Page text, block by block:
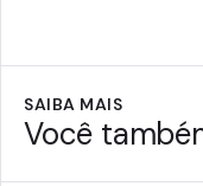
SAIBA MAIS
Você